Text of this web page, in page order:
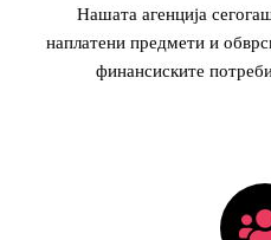
Нашата агенција
наплатени предмети и
финансиските